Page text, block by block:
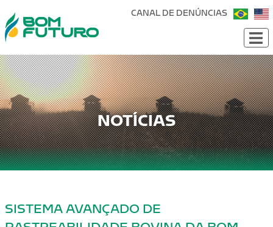
CANAL DE DENÚNCIAS
NOTÍCIAS
SISTEMA AVANÇADO DE